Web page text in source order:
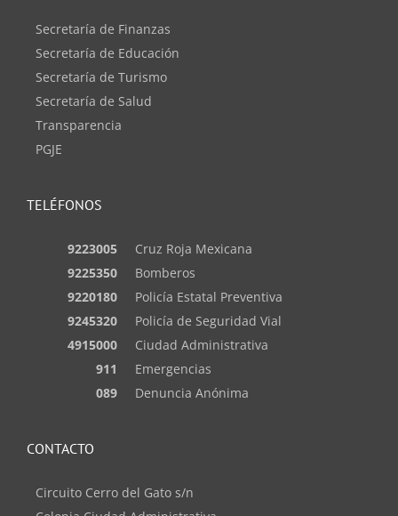
TELÉFONOS
9223005
Cruz Roja Mexicana
9225350
Bomberos
9220180
Policía Estatal Preventiva
9245320
Policía de Seguridad Vial
4915000
Ciudad Administrativa
911
Emergencias
089
Denuncia Anónima
Secretaría de Finanzas
Secretaría de Educación
Secretaría de Turismo
Secretaría de Salud
Transparencia
PGJE
CONTACTO
Circuito Cerro del Gato s/n